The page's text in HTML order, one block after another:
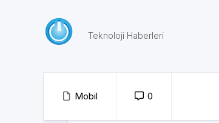
Teknoloji Haberleri
Mobil 0